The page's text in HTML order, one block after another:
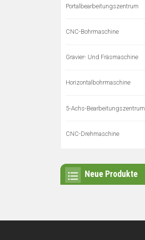
Portalbearbeitungszentrum
CNC-Bohrmaschine
Gravier- Und Fräsmaschine
Horizontalbohrmaschine
5-Achs-Bearbeitungszentrum
CNC-Drehmaschine
Neue Produkte